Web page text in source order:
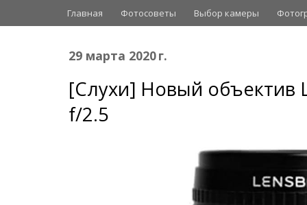
Главная Фотосоветы Выбор камеры
29 марта 2020 г.
[Слухи] Новый объектив
f/2.5